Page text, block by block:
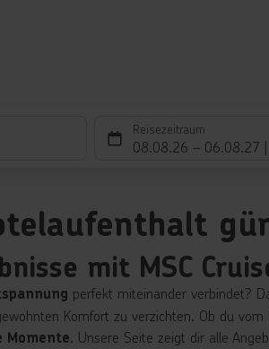
Reisezeitraum
08.08.26 – 06.08.27
mit MSC
perfekt miteinander verbindet?
Komfort zu verzichten. Ob du
Momente. Unsere Seite zeigt dir alle